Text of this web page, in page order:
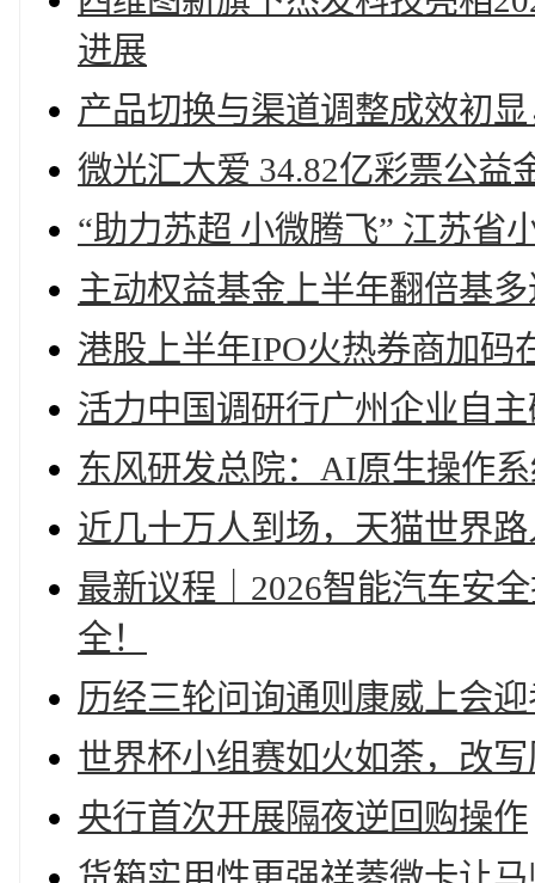
进展
产品切换与渠道调整成效初
微光汇大爱 34.82亿彩票公益
“助力苏超 小微腾飞” 江苏省
主动权益基金上半年翻倍基
港股上半年IPO火热券商加码
活力中国调研行广州企业自
东风研发总院：AI原生操作
近几十万人到场，天猫世界
最新议程｜2026智能汽车安
全！
历经三轮问询通则康威上会
世界杯小组赛如火如荼，改
央行首次开展隔夜逆回购操作